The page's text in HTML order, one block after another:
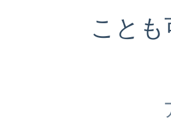
こと